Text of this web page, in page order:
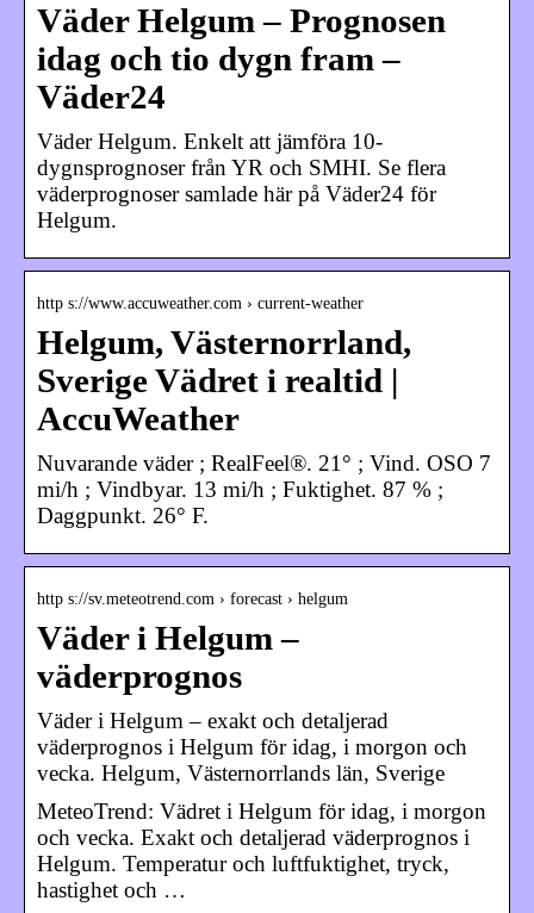
Väder Helgum – Prognosen
idag och tio dygn fram –
Väder24
Väder Helgum. Enkelt att jämföra 10-
dygnsprognoser från YR och SMHI. Se flera
väderprognoser samlade här på Väder24 för
Helgum.
http s://www.accuweather.com › current-weather
Helgum, Västernorrland,
Sverige Vädret i realtid |
AccuWeather
Nuvarande väder ; RealFeel®. 21° ; Vind. OSO 7
mi/h ; Vindbyar. 13 mi/h ; Fuktighet. 87 % ;
Daggpunkt. 26° F.
http s://sv.meteotrend.com › forecast › helgum
Väder i Helgum –
väderprognos
Väder i Helgum – exakt och detaljerad
väderprognos i Helgum för idag, i morgon och
vecka. Helgum, Västernorrlands län, Sverige
MeteoTrend: Vädret i Helgum för idag, i morgon
och vecka. Exakt och detaljerad väderprognos i
Helgum. Temperatur och luftfuktighet, tryck,
hastighet och …